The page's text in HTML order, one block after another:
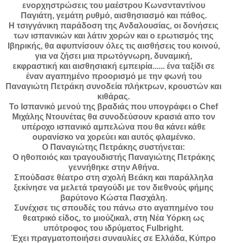
ενορχηστρώσεις του μαέστρου Κωνσνταντίνου
Παγιάτη, γεμάτη ρυθμό, αισθησιασμό και πάθος.
Η τσιγγάνικη παράδοση της Ανδαλουσίας, οι δονήσεις
των ισπανικών και λάτιν χορών και ο ερωτισμός της
Ιβηρικής, θα αφυπνίσουν όλες τις αισθήσεις του κοινού,
για να ζήσει μια πρωτόγνωρη, δυναμική,
εκφραστική και αισθησιακή εμπειρία...... ένα ταξίδι σε
έναν αγαπημένο προορισμό με την φωνή του
Παναγιώτη Πετράκη συνοδεία πλήκτρων, κρουστών και
κιθάρας.
Το Ισπανικό μενού της βραδιάς που υπογράφει ο Chef
Μιχάλης Ντουνέτας θα συνοδεύσουν κρασιά απο τον
υπέροχο ισπανικό αμπελώνα που θα κάνει κάθε
ουρανίσκο να χορεύει και αυτός φλαμένκο.
Ο Παναγιώτης Πετράκης συστήνεται:
Ο ηθοποιός και τραγουδιστής Παναγιώτης Πετράκης
γεννήθηκε στην Αθήνα.
Σπούδασε θέατρο στη σχολή Βεάκη και παράλληλα
ξεκίνησε να μελετά τραγούδι με τον διεθνούς φήμης
βαρύτονο Κώστα Πασχάλη.
Συνέχισε τις σπουδές του πάνω στο αγαπημένο του
θεατρικό είδος, το μιούζικαλ, στη Νέα Υόρκη ως
υπότροφος του ιδρύματος Fulbright.
Έχει πραγματοποιήσει συναυλίες σε Ελλάδα, Κύπρο